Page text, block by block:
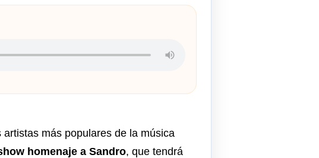
más populares de la música
homenaje a Sandro, que tendrá